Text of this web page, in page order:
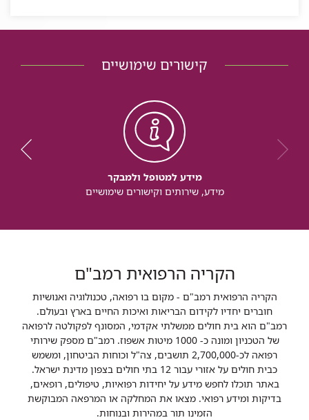
קישורים שימושיים
מידע למטופל ולמבקר
מידע, שירותים וקישורים שימושיים
הקריה הרפואית רמב"ם
הקריה הרפואית רמב"ם - מקום בו רפואה, טכנולוגיה ואנושיות
חוברים יחדיו לקידום הבריאות ואיכות החיים בארץ ובעולם.
רמב"ם הוא בית חולים ממשלתי אקדמי, המסונף לפקולטה לרפואה
של הטכניון ומונה כ- 1000 מיטות אשפוז. רמב"ם מספק שירותי
רפואה לכ-2,700,000 תושבים, צה"ל וכוחות הביטחון, ומשמש
כבית חולים על אזורי עבור 12 בתי חולים בצפון מדינת ישראל.
באתר תוכלו לחפש מידע על יחידות רפואיות, טיפולים, רופאים,
בדיקות ומידע רפואי. מצאו את המחלקה או המרפאה המבוקשת
הזמינו תור במהירות ובנוחות.